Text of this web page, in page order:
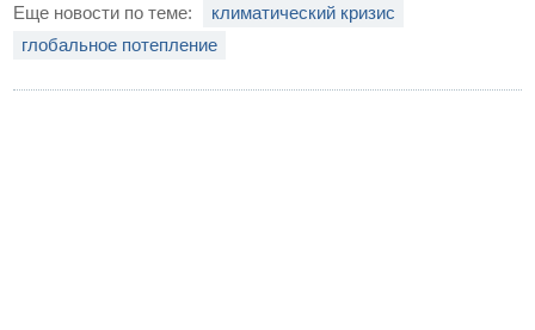
Еще новости по теме:
климатический кризис
глобальное потепление